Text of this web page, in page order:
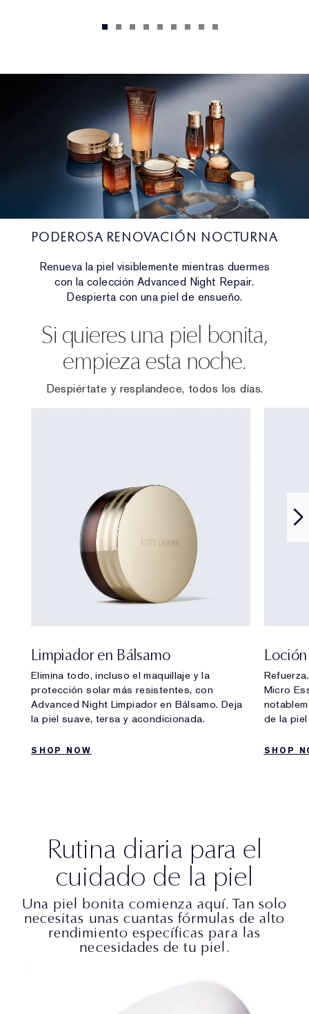
PODEROSA RENOVACIÓN NOCTURNA
Renueva la piel visiblemente mientras duermes
con la colección Advanced Night Repair.
Despierta con una piel de ensueño.
Si quieres una piel bonita,
empieza esta noche.
Despiértate y resplandece, todos los días.
Limpiador en Bálsamo
Elimina todo, incluso el maquillaje y la
protección solar más resistentes, con
Advanced Night Limpiador en Bálsamo. Deja
la piel suave, tersa y acondicionada.
SHOP NOW
Micro
de la
SHOP
Rutina diaria para el
cuidado de la piel
Una piel bonita comienza aquí. Tan solo
necesitas unas cuantas fórmulas de alto
rendimiento específicas para las
necesidades de tu piel.